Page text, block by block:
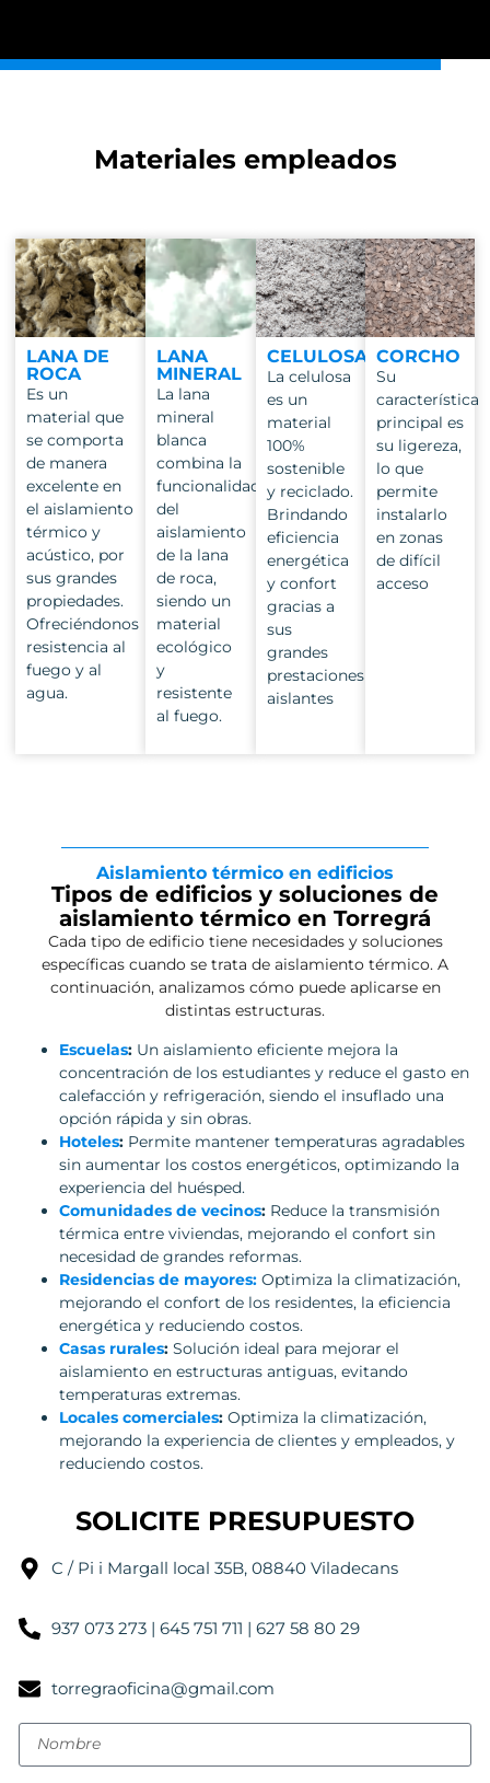
Materiales empleados
LANA DE
ROCA
Es un
material que
se comporta
de manera
excelente en
el aislamiento
térmico y
acústico, por
sus grandes
propiedades.
Ofreciéndonos
resistencia al
fuego y al
agua.
LANA
MINERAL
La lana
mineral
blanca
combina la
funcionalidad
del
aislamiento
de la lana
de roca,
siendo un
material
ecológico
y
resistente
al fuego.
CELULOSA
La celulosa
es un
material
100%
sostenible
y reciclado.
Brindando
eficiencia
energética
y confort
gracias a
sus
grandes
prestaciones
aislantes
CORCHO
Su
característica
principal es
su ligereza,
lo que
permite
instalarlo
en zonas
de difícil
acceso
Aislamiento térmico en edificios
Tipos de edificios y soluciones de
aislamiento térmico en Torregrá
Cada tipo de edificio tiene necesidades y soluciones
específicas cuando se trata de aislamiento térmico. A
continuación, analizamos cómo puede aplicarse en
distintas estructuras.
Escuelas: Un aislamiento eficiente mejora la
concentración de los estudiantes y reduce el gasto en
calefacción y refrigeración, siendo el insuflado una
opción rápida y sin obras.
Hoteles: Permite mantener temperaturas agradables
sin aumentar los costos energéticos, optimizando la
experiencia del huésped.
Comunidades de vecinos: Reduce la transmisión
térmica entre viviendas, mejorando el confort sin
necesidad de grandes reformas.
Residencias de mayores: Optimiza la climatización,
mejorando el confort de los residentes, la eficiencia
energética y reduciendo costos.
Casas rurales: Solución ideal para mejorar el
aislamiento en estructuras antiguas, evitando
temperaturas extremas.
Locales comerciales: Optimiza la climatización,
mejorando la experiencia de clientes y empleados, y
reduciendo costos.
SOLICITE PRESUPUESTO
C / Pi i Margall local 35B, 08840 Viladecans
937 073 273 | 645 751 711 | 627 58 80 29
torregraoficina@gmail.com